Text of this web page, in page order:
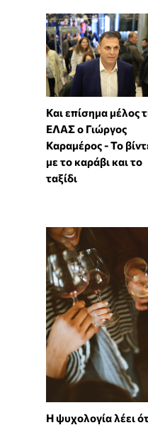
Και επίσημα μέλος
ΕΛΑΣ ο Γιώργος
Καραμέρος - Το
με το καράβι και το
ταξίδι
Η ψυχολογία λέει